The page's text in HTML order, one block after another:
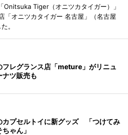
Onitsuka Tiger（オニツカタイガー）」
「オニツカタイガー 名古屋」（名古屋
。
フレグランス店「meture」がリニュ
ツ販売も
カプセルトイに新グッズ 「つけてみ
ゃん」